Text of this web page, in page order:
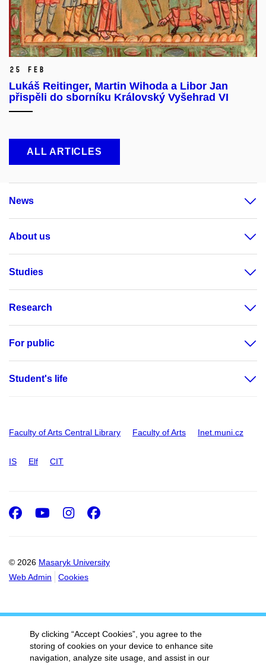
25 Feb
Lukáš Reitinger, Martin Wihoda a Libor Jan
přispěli do sborníku Královský Vyšehrad VI
ALL ARTICLES
News
About us
Studies
Research
For public
Student's life
Faculty of Arts Central Library Faculty of Arts Inet.muni.cz
IS Elf CIT
© 2026 Masaryk University
Web Admin
Cookies
Facebook
Youtube
Instagram
Facebook
By clicking “Accept Cookies”, you agree to the
storing of cookies on your device to enhance site
navigation, analyze site usage, and assist in our